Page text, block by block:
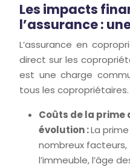
Les impacts
l’assurance :
L’assurance en
direct sur les
est une charge
tous les copropriétaires.
Coûts de la prime
évolution :La
nombreux
l’immeuble, l’âge